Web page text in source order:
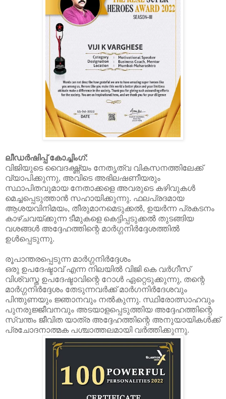
ലീഡർഷിപ്പ് കോച്ചിംഗ്:
വിജിയുടെ വൈദഗ്ദ്ധ്യം നേതൃത്വ വികസനത്തിലേക്ക്
വ്യാപിക്കുന്നു, അവിടെ അഭിലഷണീയരും
സ്ഥാപിതവുമായ നേതാക്കളെ അവരുടെ കഴിവുകൾ
മെച്ചപ്പെടുത്താൻ സഹായിക്കുന്നു. ഫലപ്രദമായ
ആശയവിനിമയം, തീരുമാനമെടുക്കൽ, ഉയർന്ന പ്രകടനം
കാഴ്ചവയ്ക്കുന്ന ടീമുകളെ കെട്ടിപ്പടുക്കൽ തുടങ്ങിയ
വശങ്ങൾ അദ്ദേഹത്തിന്റെ മാർഗ്ഗനിർദ്ദേശത്തിൽ
ഉൾപ്പെടുന്നു.
രൂപാന്തരപ്പെടുന്ന മാർഗ്ഗനിർദ്ദേശം
ഒരു ഉപദേഷ്ടാവ് എന്ന നിലയിൽ വിജി കെ വർഗീസ്
വിശ്വസ്ത ഉപദേഷ്ടാവിന്റെ റോൾ ഏറ്റെടുക്കുന്നു, തന്റെ
മാർഗ്ഗനിർദ്ദേശം തേടുന്നവർക്ക് മാർഗനിർദേശവും
പിന്തുണയും ജ്ഞാനവും നൽകുന്നു. സ്ഥിരോത്സാഹവും
പുനരുജ്ജീവനവും അടയാളപ്പെടുത്തിയ അദ്ദേഹത്തിന്റെ
സ്വന്തം ജീവിത യാത്ര അദ്ദേഹത്തിന്റെ അനുയായികൾക്ക്
പ്രചോദനാത്മക പശ്ചാത്തലമായി വർത്തിക്കുന്നു.